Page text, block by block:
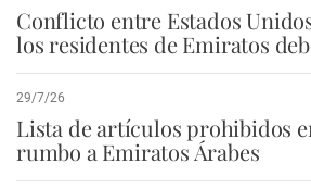
Conflicto entre Estados
los residentes de Emiratos
29/7/26
Lista de artículos prohibidos
rumbo a Emiratos Árabes